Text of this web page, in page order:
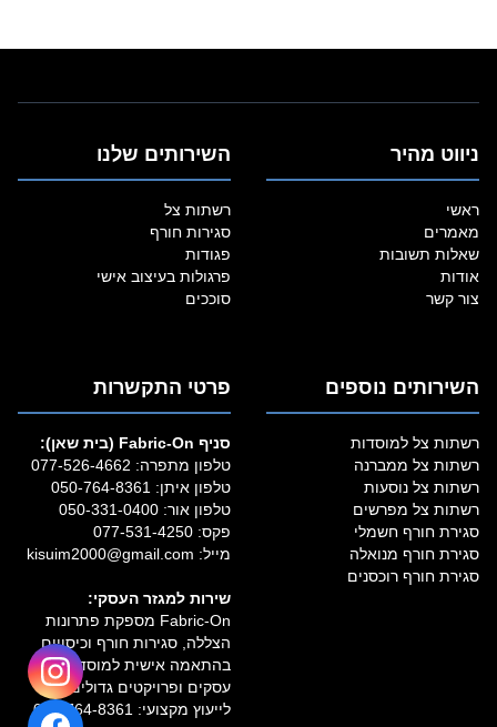
ניווט מהיר
ראשי
מאמרים
שאלות תשובות
אודות
צור קשר
השירותים שלנו
רשתות צל
סגירות חורף
פגודות
פרגולות בעיצוב אישי
סוככים
השירותים נוספים
רשתות צל למוסדות
רשתות צל ממברנה
רשתות צל נוסעות
רשתות צל מפרשים
סגירת חורף חשמלי
סגירת חורף מנואלה
סגירת חורף רוכסנים
פרטי התקשרות
סניף Fabric‑On (בית שאן):
טלפון מתפרה: 077-526-4662
טלפון איתן: 050-764-8361
טלפון אור: 050-331-0400
פקס: 077-531-4250
מייל: kisuim2000@gmail.com
שירות למגזר העסקי:
Fabric‑On מספקת פתרונות
הצללה, סגירות חורף וכיסויים
בהתאמה אישית למוסדות,
עסקים ופרויקטים גדולים.
לייעוץ מקצועי: 050-764-8361